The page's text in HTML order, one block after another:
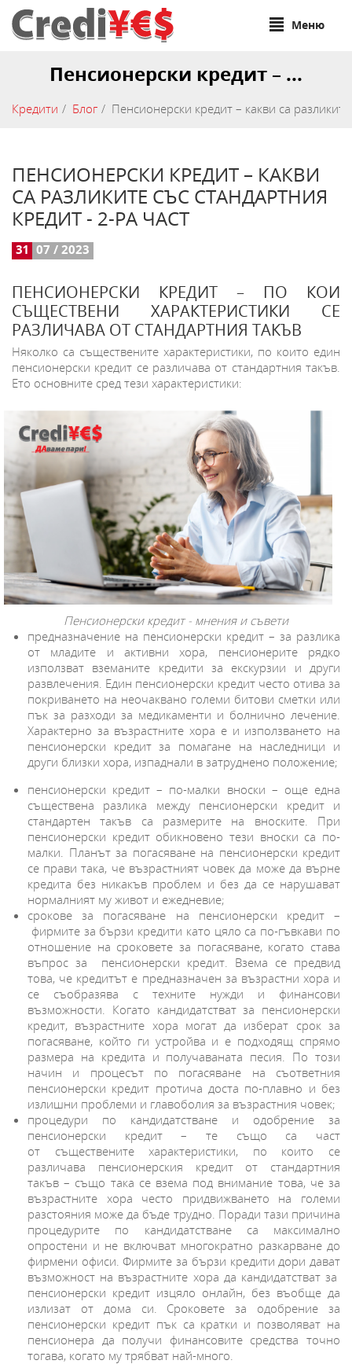
Меню
Пенсионерски кредит – ...
Кредити Блог Пенсионерски кредит – какви са
ПЕНСИОНЕРСКИ КРЕДИТ – КАКВИ
СА РАЗЛИКИТЕ СЪС СТАНДАРТНИЯ
КРЕДИТ - 2-РА ЧАСТ
31 07 / 2023
ПЕНСИОНЕРСКИ КРЕДИТ – ПО КОИ
СЪЩЕСТВЕНИ ХАРАКТЕРИСТИКИ СЕ
РАЗЛИЧАВА ОТ СТАНДАРТНИЯ ТАКЪВ
Няколко са съществените характеристики, по които един
пенсионерски кредит се различава от стандартния такъв.
Ето основните сред тези характеристики:
Пенсионерски кредит - мнения и съвети
предназначение на пенсионерски кредит – за разлика
от младите и активни хора, пенсионерите рядко
използват вземаните кредити за екскурзии и други
развлечения. Един пенсионерски кредит често отива за
покриването на неочаквано големи битови сметки или
пък за разходи за медикаменти и болнично лечение.
Характерно за възрастните хора е и използването на
пенсионерски кредит за помагане на наследници и
други близки хора, изпаднали в затруднено положение;
пенсионерски кредит – по-малки вноски – още една
съществена разлика между пенсионерски кредит и
стандартен такъв са размерите на вноските. При
пенсионерски кредит обикновено тези вноски са по-
малки. Планът за погасяване на пенсионерски кредит
се прави така, че възрастният човек да може да върне
кредита без никакъв проблем и без да се нарушават
нормалният му живот и ежедневие;
срокове за погасяване на пенсионерски кредит –
фирмите за бързи кредити като цяло са по-гъвкави по
отношение на сроковете за погасяване, когато става
въпрос за пенсионерски кредит. Взема се предвид
това, че кредитът е предназначен за възрастни хора и
се съобразява с техните нужди и финансови
възможности. Когато кандидатстват за пенсионерски
кредит, възрастните хора могат да изберат срок за
погасяване, който ги устройва и е подходящ спрямо
размера на кредита и получаваната песия. По този
начин и процесът по погасяване на съответния
пенсионерски кредит протича доста по-плавно и без
излишни проблеми и главоболия за възрастния човек;
процедури по кандидатстване и одобрение за
пенсионерски кредит – те също са част
от съществените характеристики, по които се
различава пенсионерския кредит от стандартния
такъв – също така се взема под внимание това, че за
възрастните хора често придвижването на големи
разстояния може да бъде трудно. Поради тази причина
процедурите по кандидатстване са максимално
опростени и не включват многократно разкарване до
фирмени офиси. Фирмите за бързи кредити дори дават
възможност на възрастните хора да кандидатстват за
пенсионерски кредит изцяло онлайн, без въобще да
излизат от дома си. Сроковете за одобрение за
пенсионерски кредит пък са кратки и позволяват на
пенсионера да получи финансовите средства точно
тогава, когато му трябват най-много.